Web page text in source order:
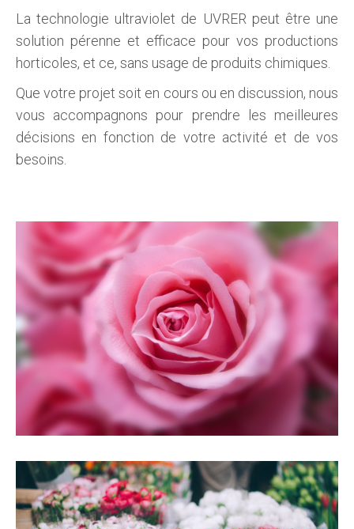
La technologie ultraviolet de UVRER peut être une
solution pérenne et efficace pour vos productions
horticoles, et ce, sans usage de produits chimiques.
Que votre projet soit en cours ou en discussion, nous
vous accompagnons pour prendre les meilleures
décisions en fonction de votre activité et de vos
besoins.